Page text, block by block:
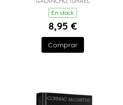
En stock
8,95 €
Comprar